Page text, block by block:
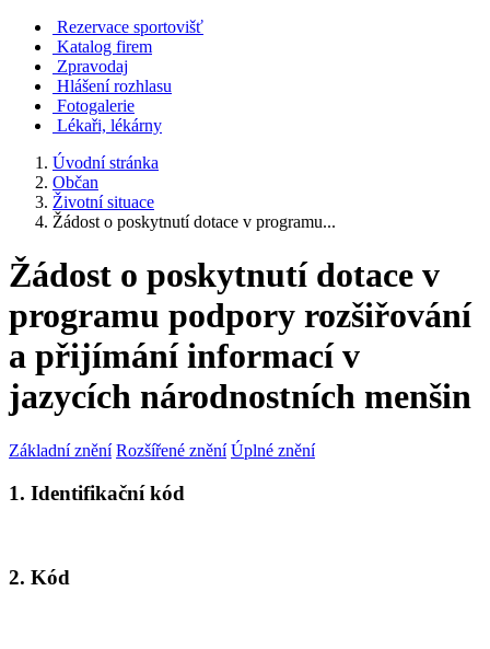
Rezervace sportovišť
Katalog firem
Zpravodaj
Hlášení rozhlasu
Fotogalerie
Lékaři, lékárny
Úvodní stránka
Občan
Životní situace
Žádost o poskytnutí dotace v programu...
Žádost o poskytnutí dotace v
programu podpory rozšiřování
a přijímání informací v
jazycích národnostních menšin
Základní znění Rozšířené znění Úplné znění
1. Identifikační kód
2. Kód